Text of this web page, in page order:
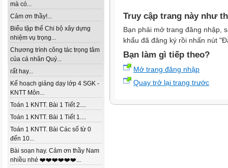
mà có...
Cảm ơn thầy!...
Biểu tập thể Chi bộ xây dựng
nhiệm vụ trọng...
Chương trình công tác trọng tâm
của cá nhân Quý...
rất hay...
Kế hoạch giảng dạy lớp 4 SGK -
KNTT Môn...
Toán 1 KNTT. Bài 1 Tiết 2....
Toán 1 KNTT. Bài 1 Tiết 1....
Toán 1 KNTT. Bài Các số từ 0
đến 10...
Bài soạn hay. Cảm ơn thầy Nam
nhiều nhé ❤️❤️❤️❤️❤️❤️...
Truy cập trang này như
Bạn phải mở trang đăng nhập,
khẩu đã đăng ký rồi nhấn nút
Bạn làm gì tiếp theo?
Mở trang đăng nhập
Quay trở lại trang trước